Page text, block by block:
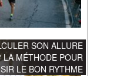
SON ALLURE
LA MÉTHODE POUR
LE BON RYTHME